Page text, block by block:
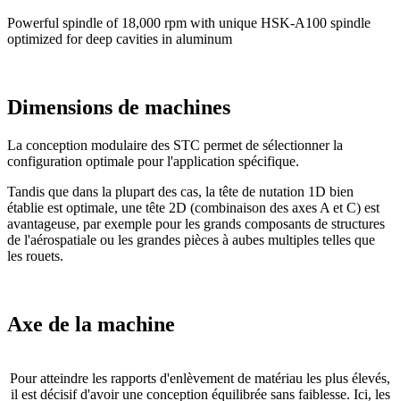
Powerful spindle of 18,000 rpm with unique HSK-A100 spindle
optimized for deep cavities in aluminum
Dimensions de machines
La conception modulaire des STC permet de sélectionner la
configuration optimale pour l'application spécifique.
Tandis que dans la plupart des cas, la tête de nutation 1D bien
établie est optimale, une tête 2D (combinaison des axes A et C) est
avantageuse, par exemple pour les grands composants de structures
de l'aérospatiale ou les grandes pièces à aubes multiples telles que
les rouets.
Axe de la machine
Pour atteindre les rapports d'enlèvement de matériau les plus élevés,
il est décisif d'avoir une conception équilibrée sans faiblesse. Ici, les